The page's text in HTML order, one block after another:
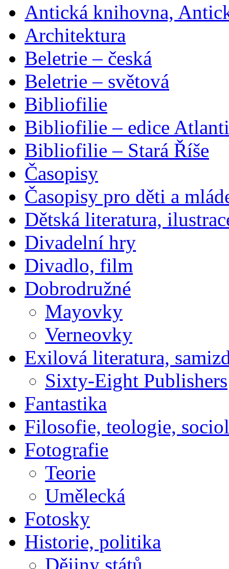
Antická knihovna,
Architektura
Beletrie – česká
Beletrie – světová
Bibliofilie
Bibliofilie – edice
Bibliofilie – Stará Říše
Časopisy
Časopisy pro děti a
Dětská literatura,
Divadelní hry
Divadlo, film
Dobrodružné
Mayovky
Verneovky
Exilová literatura,
Sixty-Eight Publishers
Fantastika
Filosofie, teologie,
Fotografie
Teorie
Umělecká
Fotosky
Historie, politika
Dějiny států